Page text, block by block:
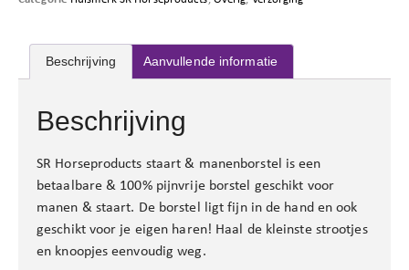
Beschrijving Aanvullende informatie
Beschrijving
SR Horseproducts staart & manenborstel is een
betaalbare & 100% pijnvrije borstel geschikt voor
manen & staart. De borstel ligt fijn in de hand en ook
geschikt voor je eigen haren! Haal de kleinste strootjes
en knoopjes eenvoudig weg.